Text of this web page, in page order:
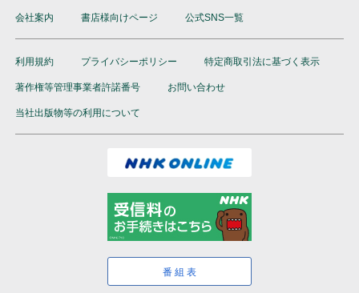
会社案内 書店様向けページ 公式SNS一覧
利用規約 プライバシーポリシー 特定商取引法に基づく表示
著作権等管理事業者許諾番号 お問い合わせ
当社出版物等の利用について
番組表